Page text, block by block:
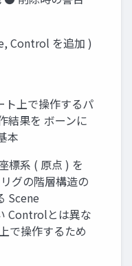
Control を追加 )
上で操作するパ
結果を ボーンに
本
標系 ( 原点 ) を
グの階層構造の
Scene
Controlとは異な
で操作するため